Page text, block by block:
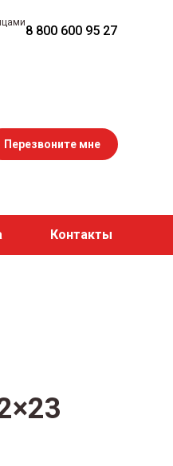
8 800 600 95 27
Перезвоните мне
Контакты